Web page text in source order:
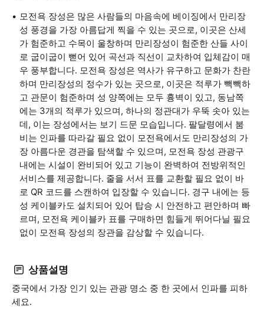
모전욕 장성은 많은 사람들의 마음속에 베이징에서 만리장
성 풍경을 가장 아름답게 찍을 수 있는 곳으로, 이곳은 산세
가 험준하고 수목이 울창하며 만리장성이 험준한 산들 사이
로 굽이굽이 뻗어 있어 곡선과 직선이 교차하여 입체감이 매
우 풍부합니다. 모전욕 장성은 역사가 유구하고 문화가 찬란
하며 만리장성의 정수가 있는 곳으로, 이곳은 적루가 빽빽하
고 관문이 험준하며 성 양쪽에는 모두 흉벽이 있고, 동남쪽
에는 3개의 적루가 있으며, 하나의 정관대가 우뚝 솟아 있는
데, 이는 장성에서는 보기 드문 모습입니다. 팔달령에서 붐
비는 인파를 따라갈 필요 없이 모전욕에서도 만리장성의 가
장 아름다운 경관을 탐색할 수 있으며, 모전욕 장성 관광구
내에는 시설이 완비되어 있고 기능이 완벽하여 전방위적인
서비스를 제공합니다. 줄을 서서 표를 교환할 필요 없이 바
로 QR 코드를 스캔하여 입장할 수 있습니다. 경구 내에는 등
성 케이블카도 설치되어 있어 탑승 시 안전하고 편안하며 빠
르며, 모전욕 케이블카 표를 구매하면 힘들게 뛰어다닐 필요
없이 모전욕 장성의 장관을 감상할 수 있습니다.
상품설명
중국에서 가장 인기 있는 관광 명소 중 한 곳에서 인파를 피하
세요.